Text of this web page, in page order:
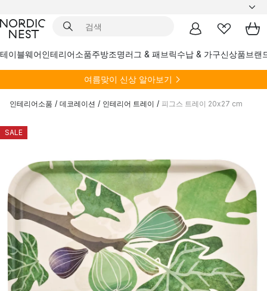
테이블웨어인테리어소품주방조명러그 & 패브릭수납 & 가구신상품브랜
여름맞이 신상 알아보기
인테리어소품 / 데코레이션 / 인테리어 트레이 / 피그스 트레이 20x27 cm
SALE